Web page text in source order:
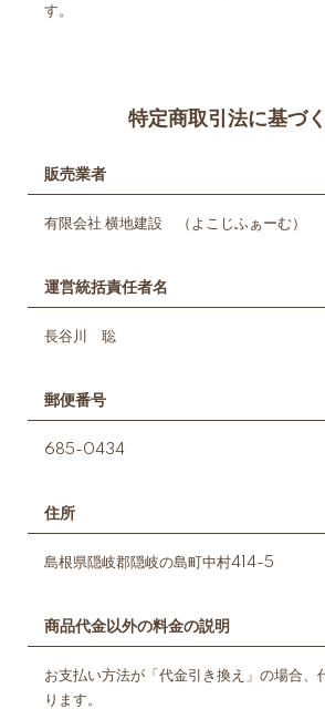
す。
特定商取引法に基づ
販売業者
有限会社 横地建設 （よこじふぁーむ）
運営統括責任者名
長谷川 聡
郵便番号
685-0434
住所
島根県隠岐郡隠岐の島町中村414-5
商品代金以外の料金の説明
お支払い方法が「代金引き換え」の場合、
ります。